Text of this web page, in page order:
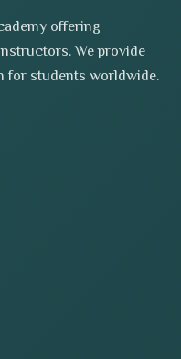
offering
We provide
for students worldwide.